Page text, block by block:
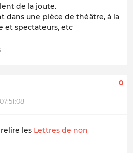
de la joute.
dans une pièce de théâtre, à la
et spectateurs, etc
0
les Lettres de non